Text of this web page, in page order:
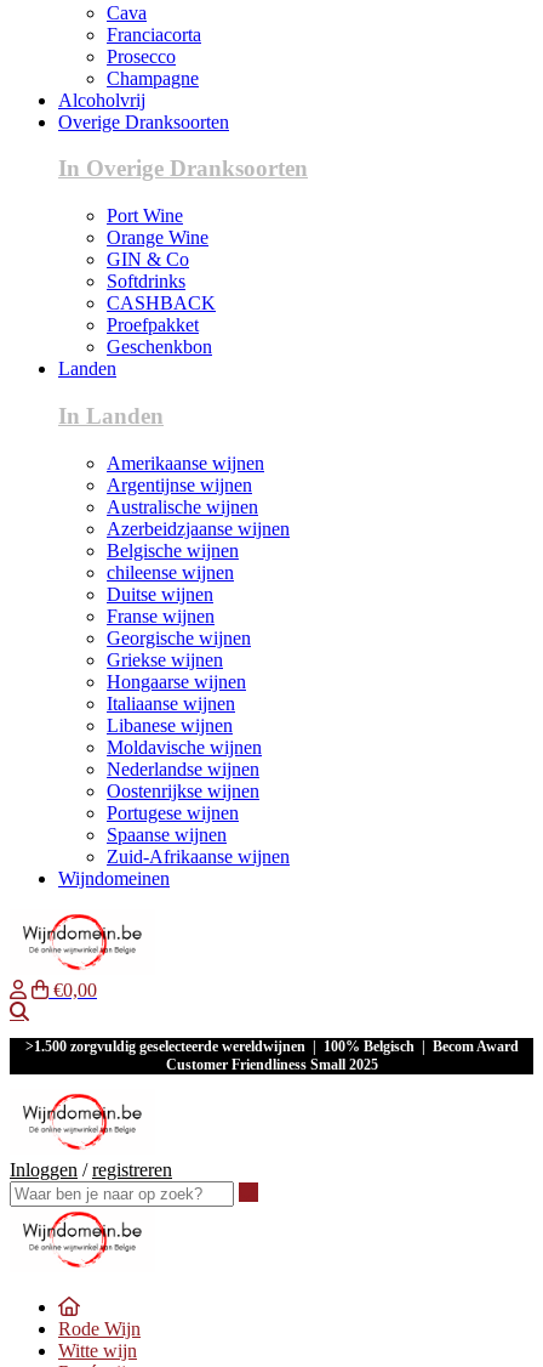
Cava
Franciacorta
Prosecco
Champagne
Alcoholvrij
Overige Dranksoorten
In Overige Dranksoorten
Port Wine
Orange Wine
GIN & Co
Softdrinks
CASHBACK
Proefpakket
Geschenkbon
Landen
In Landen
Amerikaanse wijnen
Argentijnse wijnen
Australische wijnen
Azerbeidzjaanse wijnen
Belgische wijnen
chileense wijnen
Duitse wijnen
Franse wijnen
Georgische wijnen
Griekse wijnen
Hongaarse wijnen
Italiaanse wijnen
Libanese wijnen
Moldavische wijnen
Nederlandse wijnen
Oostenrijkse wijnen
Portugese wijnen
Spaanse wijnen
Zuid-Afrikaanse wijnen
Wijndomeinen
€0,00
>1.500 zorgvuldig geselecteerde wereldwijnen | 100% Belgisch | Becom Award
Customer Friendliness Small 2025
Inloggen /registreren
Rode Wijn
Witte wijn